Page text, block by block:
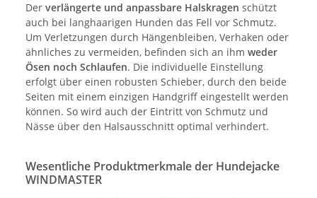
Der verlängerte und anpassbare Halskragen schützt
auch bei langhaarigen Hunden das Fell vor Schmutz.
Um Verletzungen durch Hängenbleiben, Verhaken oder
ähnliches zu vermeiden, befinden sich an ihm weder
Ösen noch Schlaufen. Die individuelle Einstellung
erfolgt über einen robusten Schieber, durch den beide
Seiten mit einem einzigen Handgriff eingestellt werden
können. So wird auch der Eintritt von Schmutz und
Nässe über den Halsausschnitt optimal verhindert.
Wesentliche Produktmerkmale der Hundejacke
WINDMASTER